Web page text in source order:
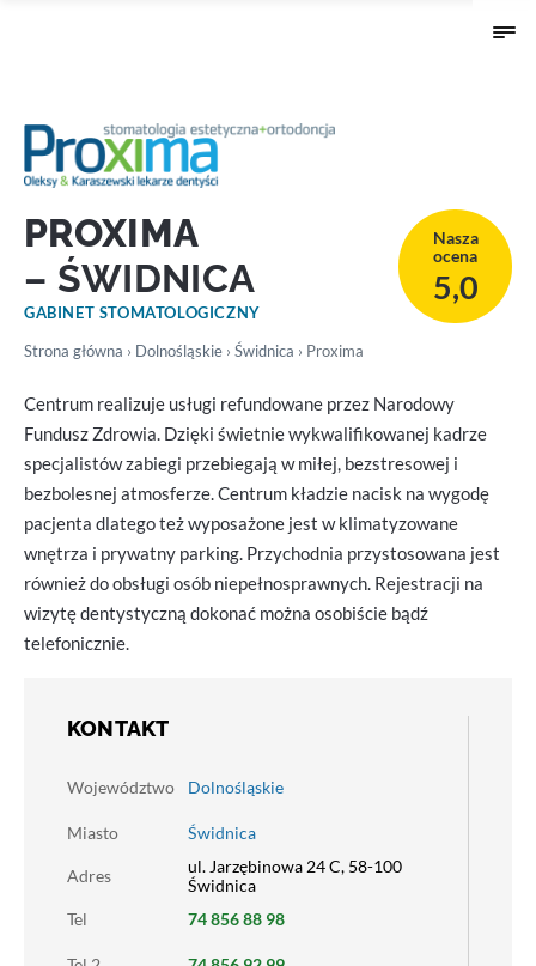
PROXIMA
– ŚWIDNICA
GABINET STOMATOLOGICZNY
Nasza
ocena
5,0
Strona główna › Dolnośląskie › Świdnica › Proxima
Centrum realizuje usługi refundowane przez Narodowy
Fundusz Zdrowia. Dzięki świetnie wykwalifikowanej kadrze
specjalistów zabiegi przebiegają w miłej, bezstresowej i
bezbolesnej atmosferze. Centrum kładzie nacisk na wygodę
pacjenta dlatego też wyposażone jest w klimatyzowane
wnętrza i prywatny parking. Przychodnia przystosowana jest
również do obsługi osób niepełnosprawnych. Rejestracji na
wizytę dentystyczną dokonać można osobiście bądź
telefonicznie.
KONTAKT
Województwo Dolnośląskie
Miasto Świdnica
Adres
ul. Jarzębinowa 24 C, 58-100
Świdnica
Tel
74 856 88 98